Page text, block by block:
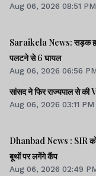
Aug 06, 2026 08:51 PM
Saraikela News: सड़क
पलटने से 6 घायल
Aug 06, 2026 06:56
सांसद ने फिर राज्यपाल से की
Aug 06, 2026 03:11 PM
Dhanbad News : SIR
बूथों पर लगेंगे कैंप
Aug 06, 2026 02:49